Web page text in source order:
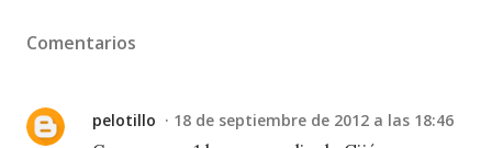
Comentarios
pelotillo 18 de septiembre de 2012 a las 18:46